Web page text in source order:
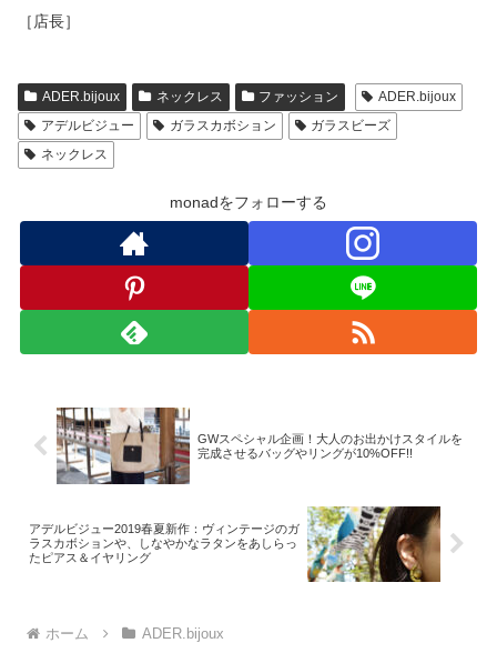
［店長］
ADER.bijoux ネックレス ファッション
ADER.bijoux
アデルビジュー
ガラスカボション
ガラスビーズ
ネックレス
monadをフォローする
GWスペシャル企画！大人のお出かけスタイルを
完成させるバッグやリングが10%OFF!!
アデルビジュー2019春夏新作：ヴィンテージのガ
ラスカボションや、しなやかなラタンをあしらっ
たピアス＆イヤリング
ホーム ADER.bijoux